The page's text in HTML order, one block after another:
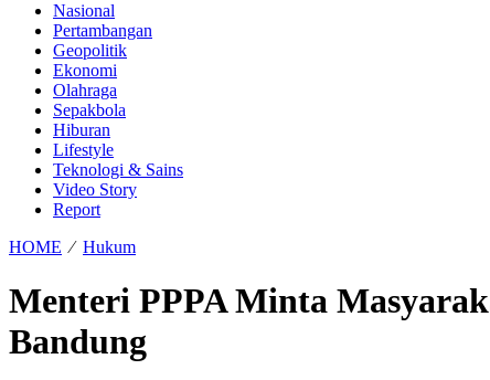
Nasional
Pertambangan
Geopolitik
Ekonomi
Olahraga
Sepakbola
Hiburan
Lifestyle
Teknologi & Sains
Video Story
Report
HOME ⁄ Hukum
Menteri PPPA Minta
Bandung